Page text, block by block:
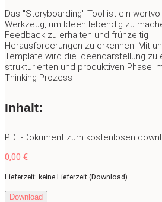
Das "Storyboarding" Tool ist ein
Werkzeug, um Ideen lebendig zu
Feedback zu erhalten und frühzeitig
Herausforderungen zu erkennen. Mit
Template wird die Ideendarstellung zu
strukturierten und produktiven Phase
Thinking-Prozess
Inhalt:
PDF-Dokument zum kostenlosen
0,00 €
Lieferzeit: keine Lieferzeit (Download)
Download